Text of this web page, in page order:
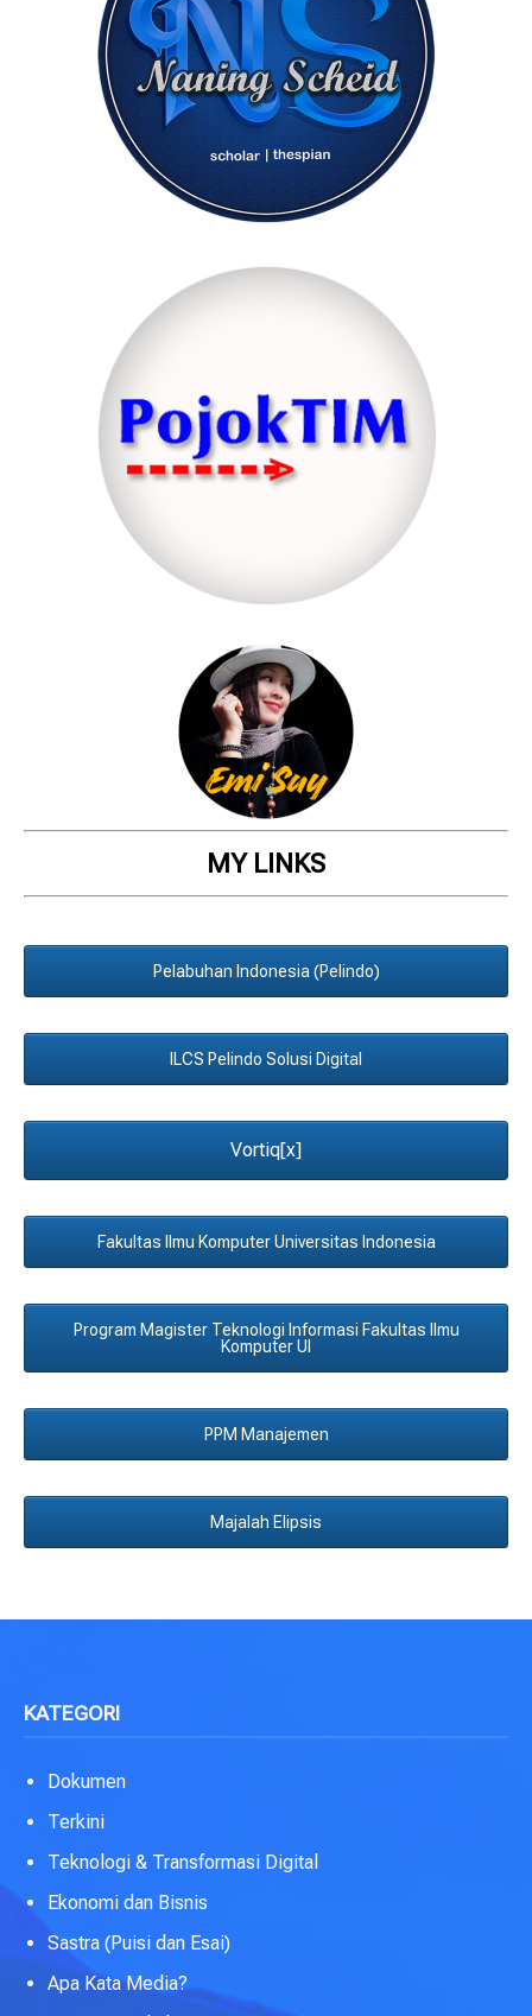
MY LINKS
Pelabuhan Indonesia (Pelindo)
ILCS Pelindo Solusi Digital
Vortiq[x]
Fakultas Ilmu Komputer Universitas Indonesia
Program Magister Teknologi Informasi Fakultas Ilmu
Komputer UI
PPM Manajemen
Majalah Elipsis
KATEGORI
Dokumen
Terkini
Teknologi & Transformasi Digital
Ekonomi dan Bisnis
Sastra (Puisi dan Esai)
Apa Kata Media?